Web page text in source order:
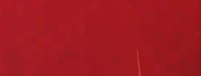
Мои заказы